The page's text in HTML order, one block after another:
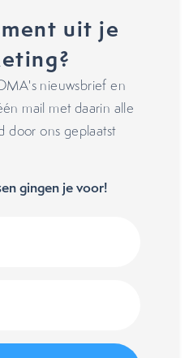
uit je
nieuwsbrief en
mail met daarin alle
door ons geplaatst
gingen je voor!